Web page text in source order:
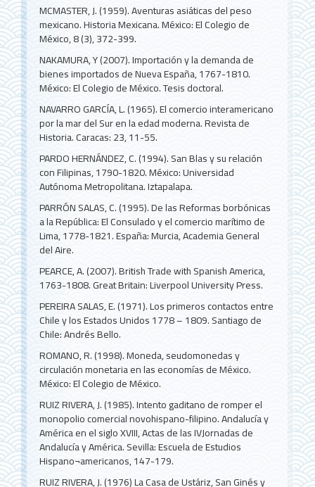
MCMASTER, J. (1959). Aventuras asiáticas del peso
mexicano. Historia Mexicana. México: El Colegio de
México, 8 (3), 372-399.
NAKAMURA, Y (2007). Importación y la demanda de
bienes importados de Nueva España, 1767-1810.
México: El Colegio de México. Tesis doctoral.
NAVARRO GARCÍA, L. (1965). El comercio interamericano
por la mar del Sur en la edad moderna. Revista de
Historia. Caracas: 23, 11-55.
PARDO HERNÁNDEZ, C. (1994). San Blas y su relación
con Filipinas, 1790-1820. México: Universidad
Autónoma Metropolitana. Iztapalapa.
PARRÓN SALAS, C. (1995). De las Reformas borbónicas
a la República: El Consulado y el comercio marítimo de
Lima, 1778-1821. España: Murcia, Academia General
del Aire.
PEARCE, A. (2007). British Trade with Spanish America,
1763-1808. Great Britain: Liverpool University Press.
PEREIRA SALAS, E. (1971). Los primeros contactos entre
Chile y los Estados Unidos 1778 – 1809. Santiago de
Chile: Andrés Bello.
ROMANO, R. (1998). Moneda, seudomonedas y
circulación monetaria en las economías de México.
México: El Colegio de México.
RUIZ RIVERA, J. (1985). Intento gaditano de romper el
monopolio comercial novohispano-filipino. Andalucía y
América en el siglo XVIII, Actas de las IVJornadas de
Andalucía y América. Sevilla: Escuela de Estudios
Hispano¬americanos, 147-179.
RUIZ RIVERA, J. (1976) La Casa de Ustáriz, San Ginés y